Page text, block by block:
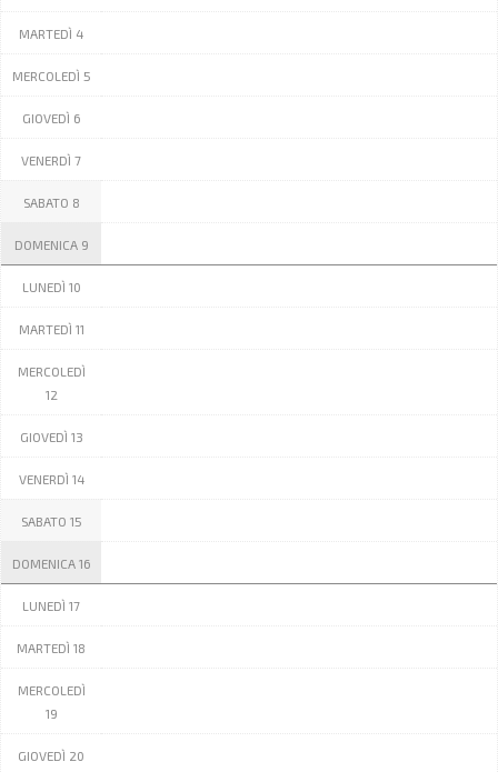
MARTEDÌ 4
MERCOLEDÌ 5
GIOVEDÌ 6
VENERDÌ 7
SABATO 8
DOMENICA 9
LUNEDÌ 10
MARTEDÌ 11
MERCOLEDÌ
12
GIOVEDÌ 13
VENERDÌ 14
SABATO 15
DOMENICA 16
LUNEDÌ 17
MARTEDÌ 18
MERCOLEDÌ
19
GIOVEDÌ 20